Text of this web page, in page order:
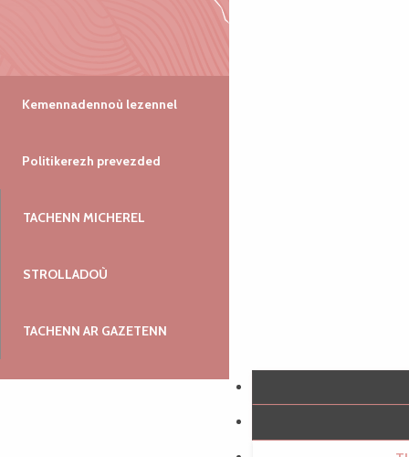
Kemennadennoù lezennel
Politikerezh prevezded
TACHENN MICHEREL
STROLLADOÙ
TACHENN AR GAZETENN